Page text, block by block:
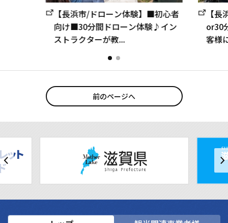
【長浜市/ドローン体験】■初心者
向け■30分間ドローン体験♪イン
ストラクターが教...
【
or30
客様
前のページへ